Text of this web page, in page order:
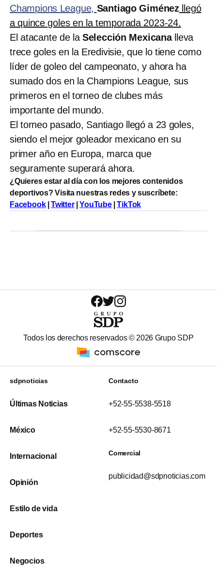
Champions League, Santiago Giménez llegó
a quince goles en la temporada 2023-24.
El atacante de laSelección Mexicanalleva
trece goles en la Eredivisie, que lo tiene como
líder de goleo del campeonato, y ahora ha
sumado dos en la Champions League, sus
primeros en el torneo de clubes más
importante del mundo.
El torneo pasado, Santiago llegó a 23 goles,
siendo el mejor goleador mexicano en su
primer año en Europa, marca que
seguramente superará ahora.
¿Quieres estar al día con los mejores contenidos
deportivos? Visita nuestras redes y suscríbete:
Facebook|Twitter|YouTube|TikTok
Todos los derechos reservados © 2026 Grupo SDP
sdpnoticias
Últimas Noticias
México
Internacional
Opinión
Estilo de vida
Deportes
Negocios
Contacto
+52-55-5538-5518
+52-55-5530-8671
Comercial
publicidad@sdpnoticias.com